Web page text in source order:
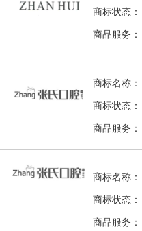
商标状态：
商品服务：
商标名称：
商标状态：
商品服务：
商标名称：
商标状态：
商品服务：